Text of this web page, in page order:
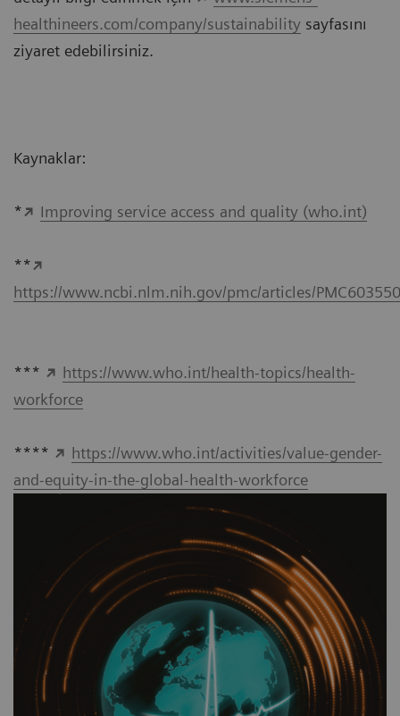
healthineers.com/company/sustainability sayfasını
ziyaret edebilirsiniz.
Kaynaklar:
* Improving service access and quality (who.int)
**
https://www.ncbi.nlm.nih.gov/pmc/articles/
***
https://www.who.int/health-topics/health-
workforce
****
https://www.who.int/activities/value-gender-
and-equity-in-the-global-health-workforce